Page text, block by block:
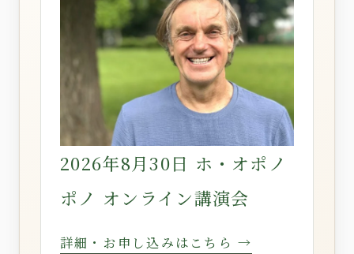
2026年8月30日 ホ・オポノ
ポノ オンライン講演会
詳細・お申し込みはこちら →